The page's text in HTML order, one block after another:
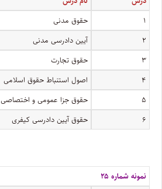
۱
حقوق مدنی
۲
آیین دادرسی مدنی
۳
حقوق تجارت
۴
اصول استنباط حقوق اسلامی
۵
حقوق جزا عمومی و اختصاصی
۶
حقوق آیین دادرسی کیفری
نمونه شماره ۲۵